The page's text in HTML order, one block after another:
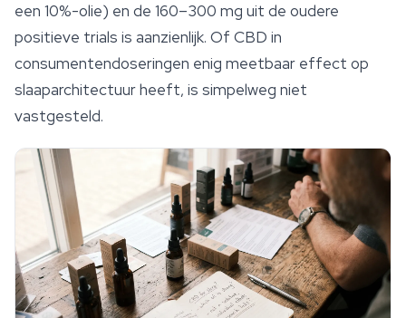
een 10%-olie) en de 160–300 mg uit de oudere
positieve trials is aanzienlijk. Of CBD in
consumentendoseringen enig meetbaar effect op
slaaparchitectuur heeft, is simpelweg niet
vastgesteld.